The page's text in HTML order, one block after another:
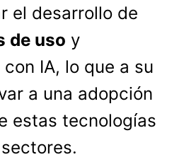
el desarrollo de
de uso y
IA, lo que a su
a una adopción
estas tecnologías